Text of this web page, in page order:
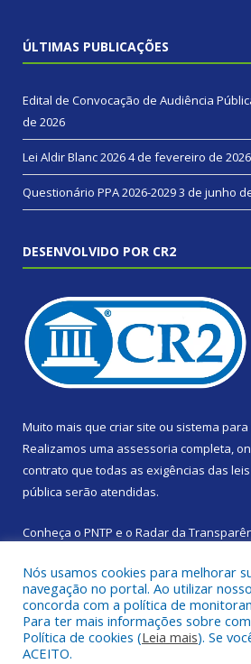
ÚLTIMAS PUBLICAÇÕES
Edital de Convocação de Audiência
de 2026
Lei Aldir Blanc 20264 de fevereiro de 2026
Questionário PPA 2026-20293 de junho
DESENVOLVIDO POR CR2
Muito mais que criar site ou sistema
Realizamos uma assessoria completa,
contrato que todas as exigências das
pública serão atendidas.
Conheça o PNTP e o Radar da
Todos os direitos reservados a
Izabel do Pará.
Nós usamos cookies para melhorar
navegação no portal. Ao utilizar
concorda com a política de
Para ter mais informações sobre
Política de cookies (Leia mais). Se
ACEITO.